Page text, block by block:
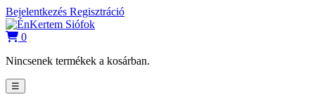
Bejelentkezés Regisztráció
0
Nincsenek termékek a kosárban.
☰